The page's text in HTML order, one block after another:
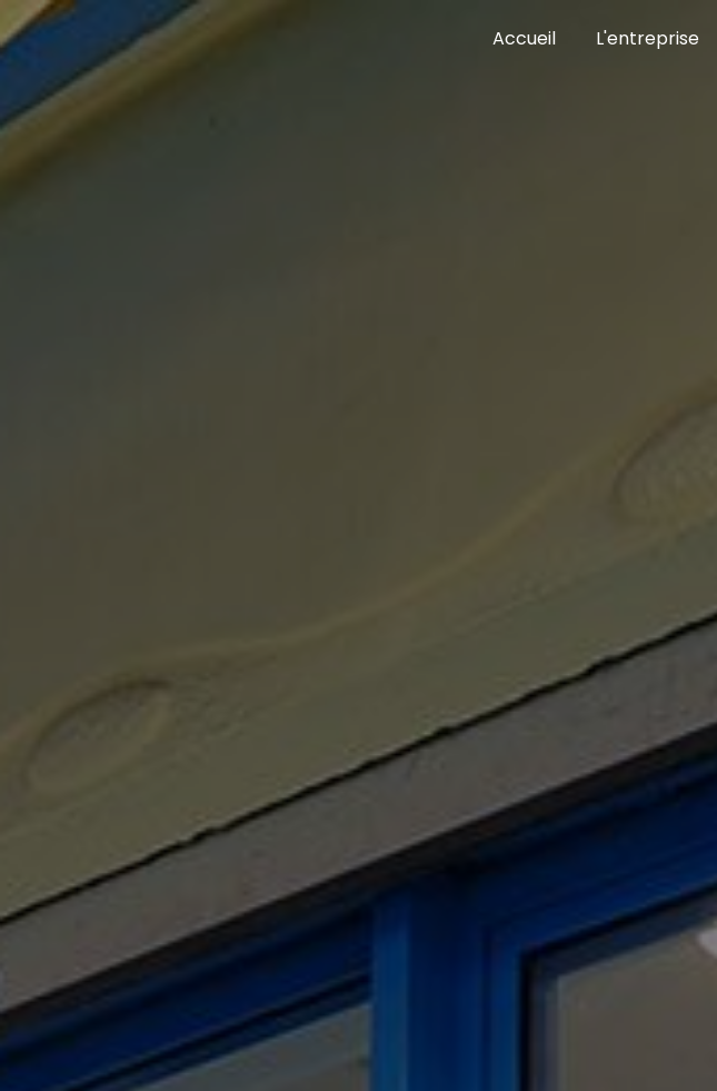
Accueil L'entreprise
Panneau de gestion des cookies